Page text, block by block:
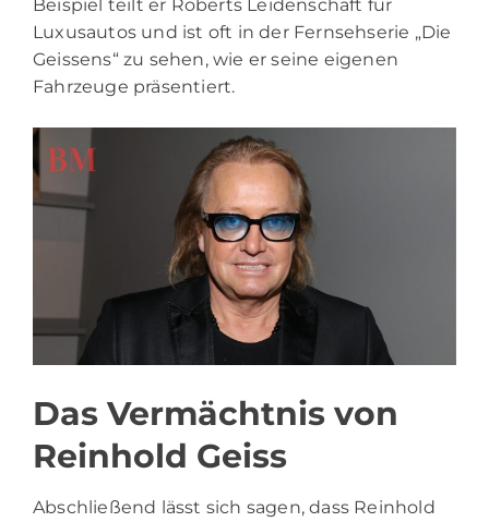
Beispiel teilt er Roberts Leidenschaft für
Luxusautos und ist oft in der Fernsehserie „Die
Geissens“ zu sehen, wie er seine eigenen
Fahrzeuge präsentiert.
Das Vermächtnis von
Reinhold Geiss
Abschließend lässt sich sagen, dass Reinhold